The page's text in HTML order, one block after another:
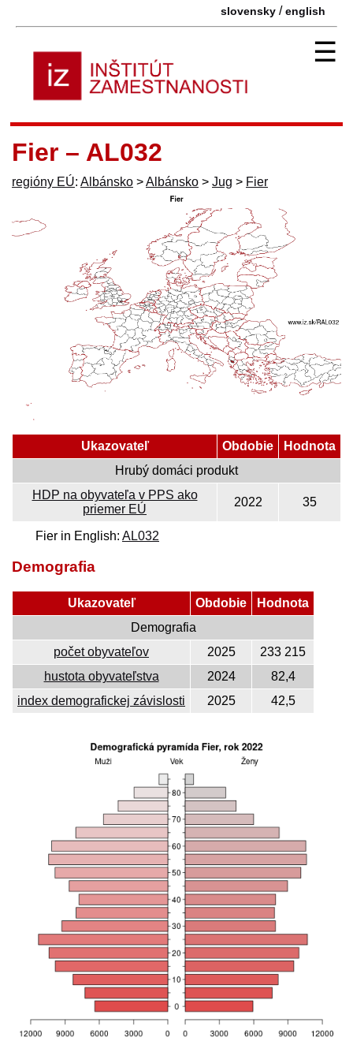
slovensky /english
☰
Fier – AL032
regióny EÚ: Albánsko >Albánsko > Jug > Fier
Ukazovateľ Obdobie
Hodnota
Hrubý domáci produkt
HDP na obyvateľa v PPS ako
priemer EÚ
2022 35
Fier in English: AL032
Demografia
Ukazovateľ Obdobie
Hodnota
Demografia
počet obyvateľov
2025
233 215
hustota obyvateľstva
2024
82,4
index demografickej závislosti
2025 42,5